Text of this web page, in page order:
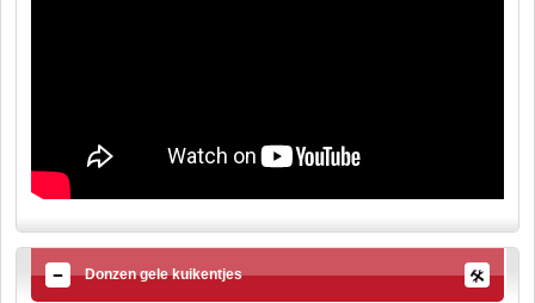
Donzen gele kuikentjes